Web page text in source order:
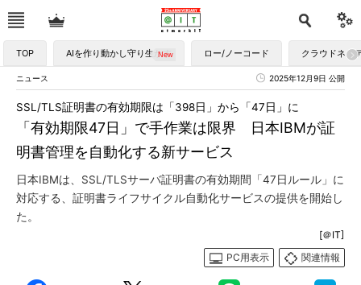
TOP AIを作り動かし守り生かす ロー/ノーコード クラウドネイ
ニュース 2025年12月9日 公開
「有効期限47日」で手作業は限界 日本IBMが証
明書管理を自動化する新サービス
SSL/TLS証明書の有効期限は「398日」から「47日」に
日本IBMは、SSL/TLSサーバ証明書の有効期間「47日ルール」に
対応する、証明書ライフサイクル自動化サービスの提供を開始し
た。
[＠IT]
PC用表示
関連情報